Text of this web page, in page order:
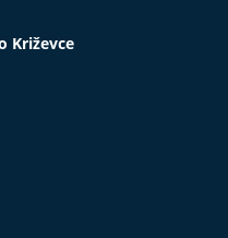
Križevce